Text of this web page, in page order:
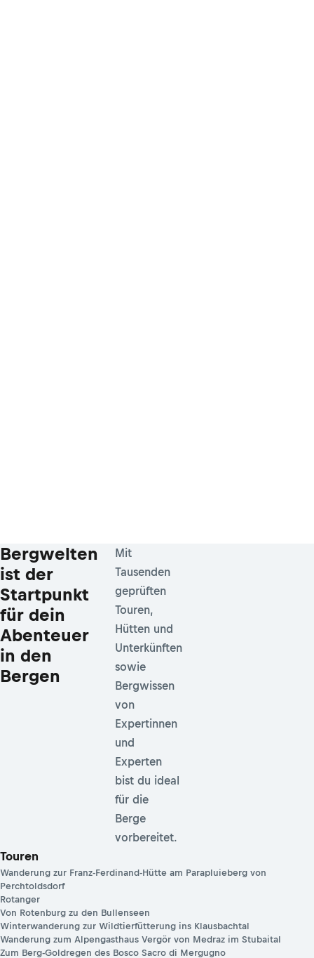
Bergwelten
ist der
Startpunkt
für dein
Abenteuer
in den
Bergen
Mit
Tausenden
geprüften
Touren,
Hütten und
Unterkünften
sowie
Bergwissen
von
Expertinnen
und
Experten
bist du ideal
für die
Berge
vorbereitet.
Touren
Wanderung zur Franz-Ferdinand-Hütte am Parapluieberg von
Perchtoldsdorf
Rotanger
Von Rotenburg zu den Bullenseen
Winterwanderung zur Wildtierfütterung ins Klausbachtal
Wanderung zum Alpengasthaus Vergör von Medraz im Stubaital
Zum Berg-Goldregen des Bosco Sacro di Mergugno